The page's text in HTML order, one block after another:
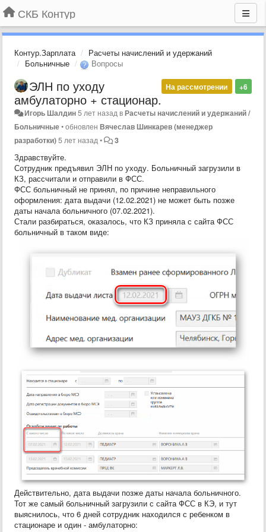
СКБ Контур
Контур.Зарплата
Расчеты начислений и удержаний
Больничные
Вопросы
+6
На рассмотрении
ЭЛН по уходу
амбулаторно + стационар.
Игорь Шалдин5 лет назад вРасчеты начислений и удержаний /
Больничные•обновлен Вячеслав Шинкарев (менеджер
разработки)5 лет назад • 3
Здравствуйте.
Сотрудник предъявил ЭЛН по уходу. Больничный загрузили в
КЗ, рассчитали и отправили в ФСС.
ФСС больничный не принял, по причине неправильного
оформления: дата выдачи (12.02.2021) не может быть позже
даты начала больничного (07.02.2021).
Стали разбираться, оказалось, что КЗ приняла с сайта ФСС
больничный в таком виде:
Действительно, дата выдачи позже даты начала больничного.
Тот же самый больничный загрузили с сайта ФСС в КЭ, и тут
выяснилось, что 6 дней сотрудник находился с ребенком в
стационаре и один - амбулаторно: